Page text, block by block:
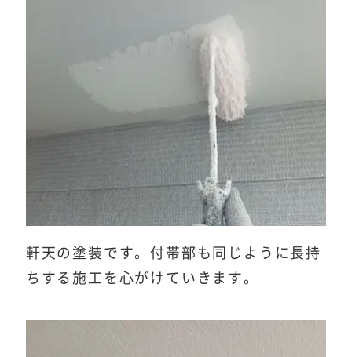
軒天の塗装です。付帯部も同じように長持
ちする施工を心がけていきます。